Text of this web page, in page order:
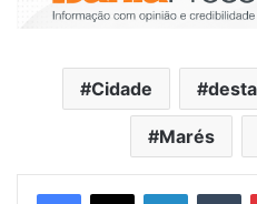
Cidade
Marés